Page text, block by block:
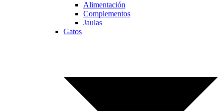
Alimentación
Complementos
Jaulas
Gatos